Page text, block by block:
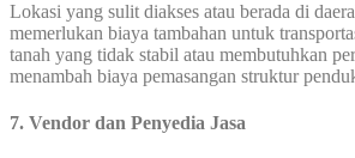
Lokasi yang sulit diakses atau berada di
memerlukan biaya tambahan untuk
tanah yang tidak stabil atau membutuhkan
menambah biaya pemasangan struktur
7. Vendor dan Penyedia Jasa